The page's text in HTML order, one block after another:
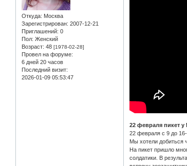
Откуда: Москва
Зарегистрирован: 2007-12-21
Приглашений: 0
Пол: Женский
Возраст: 48 [1978-02-28]
Провел на форуме:
6 дней 20 часов
Последний визит:
2026-01-09 05:53:47
22 февраля пикет
22 февраля с 9 до
Мы хотели добиться
На пикет пришло
солдатики. В